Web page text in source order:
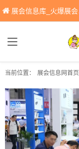
展会信息库_火爆展会网免费展会信息查询平台，提供专业会展服务！
当前位置： 展会信息网首页